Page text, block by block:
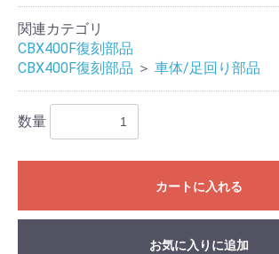
関連カテゴリ
CBX400F復刻部品
CBX400F復刻部品 ＞ 車体/足回り部品
数量
カートに入れる
お気に入りに追加